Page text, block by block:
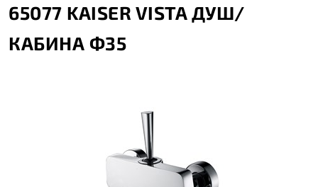
65077 KAISER VISTA ДУШ/
КАБИНА Ф35